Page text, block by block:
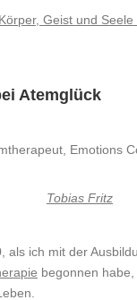
Atemglück
Tobias Fritz
als ich mit der
begonnen